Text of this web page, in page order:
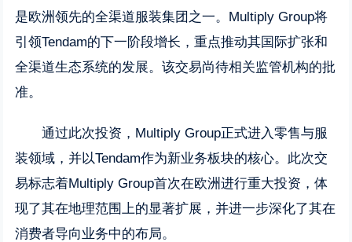
是欧洲领先的全渠道服装集团之一。Multiply Group将
引领Tendam的下一阶段增长，重点推动其国际扩张和
全渠道生态系统的发展。该交易尚待相关监管机构的批
准。
通过此次投资，Multiply Group正式进入零售与服
装领域，并以Tendam作为新业务板块的核心。此次交
易标志着Multiply Group首次在欧洲进行重大投资，体
现了其在地理范围上的显著扩展，并进一步深化了其在
消费者导向业务中的布局。